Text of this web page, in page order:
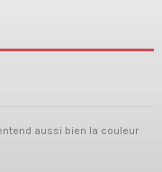
aussi bien la couleur